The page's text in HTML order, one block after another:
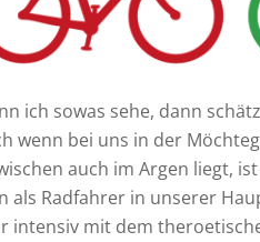
ich sowas sehe, dann
wenn bei uns in der
auch im Argen liegt,
als Radfahrer in unserer
intensiv mit dem